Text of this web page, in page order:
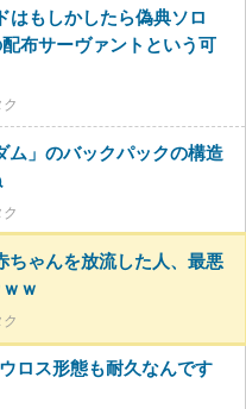
はもしかしたら偽典ソロ
布サーヴァントという可
ム」のバックパックの構造
ちゃんを放流した人、最悪
ｗ
ロス形態も耐久なんです